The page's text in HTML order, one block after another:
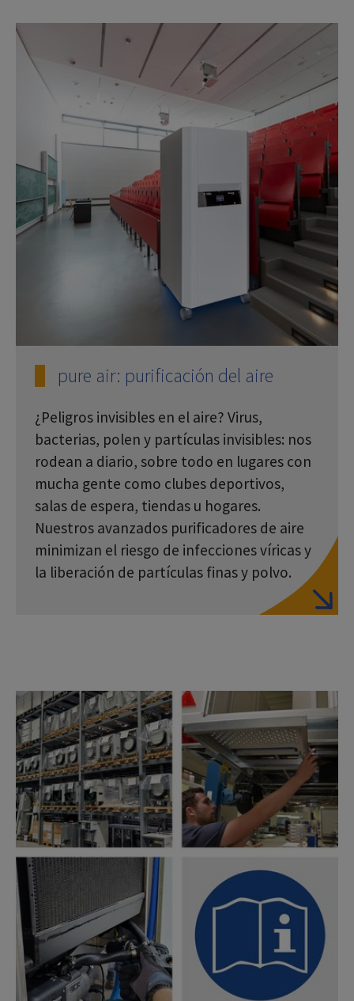
pure air: purificación del aire
¿Peligros invisibles en el aire? Virus,
bacterias, polen y partículas invisibles: nos
rodean a diario, sobre todo en lugares con
mucha gente como clubes deportivos,
salas de espera, tiendas u hogares.
Nuestros avanzados purificadores de aire
minimizan el riesgo de infecciones víricas y
la liberación de partículas finas y polvo.